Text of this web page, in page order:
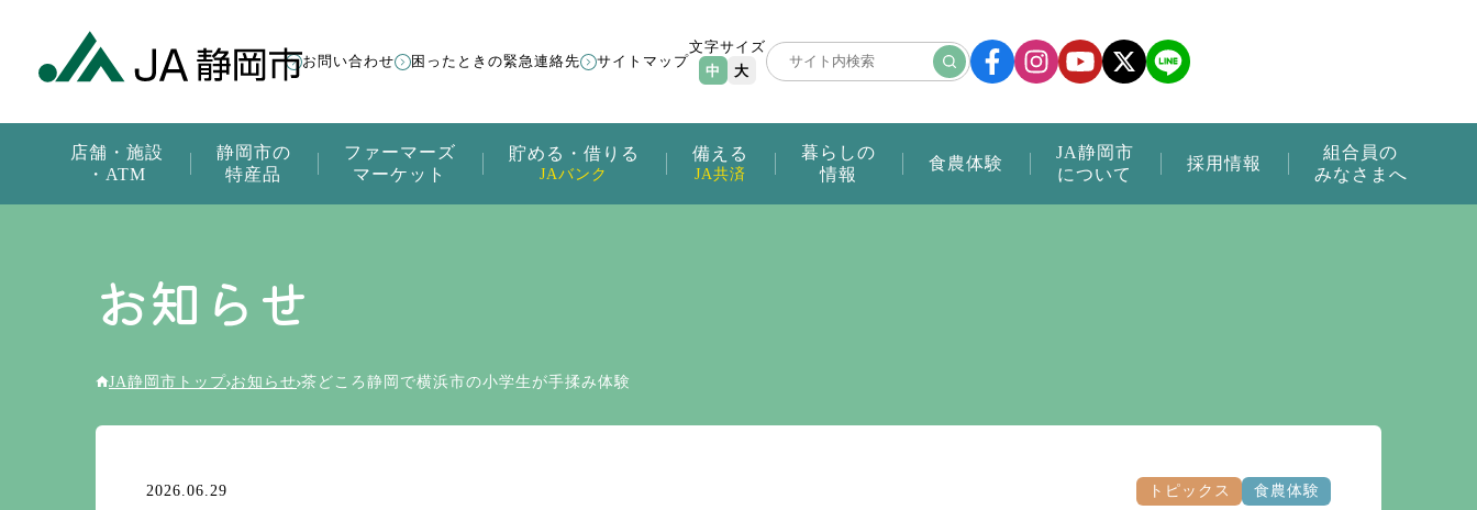
店舗・施設
・ATM
静岡市の
特産品
ファーマーズ
マーケット
貯める・借りる
JAバンク
備える
JA共済
暮らしの
情報
食農体験
JA静岡市
について
採用情報
組合員の
みなさまへ
お問い合わせ 困ったときの緊急連絡先 サイトマップ
文字サイズ
中
大
お知らせ
JA静岡市トップ お知らせ 茶どころ静岡で横浜市の小学生が手揉み体験
2026.06.29 トピックス 食農体験